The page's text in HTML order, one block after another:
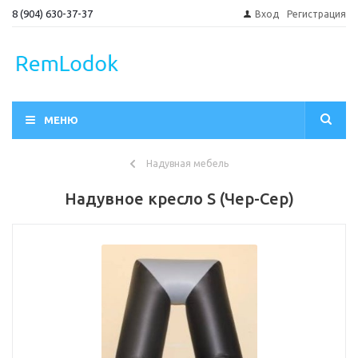
8 (904) 630-37-37 Вход Регистрация
МЕНЮ
Надувная мебель
Надувное кресло S (Чер-Сер)